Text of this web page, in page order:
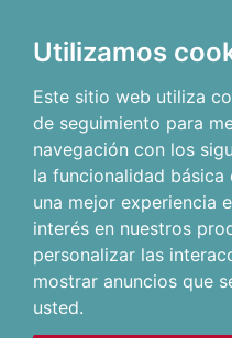
Utilizamos
Este sitio web utiliza
de seguimiento para
navegación con los
la funcionalidad básica
una mejor experiencia
interés en nuestros
personalizar las
mostrar anuncios que
usted.